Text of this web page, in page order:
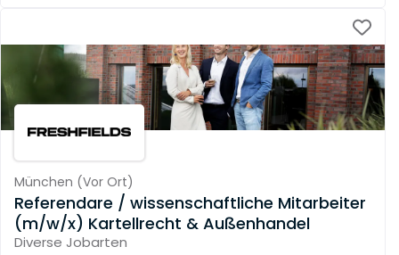
München (Vor Ort)
Referendare / wissenschaftliche Mitarbeiter
(m/w/x) Kartellrecht & Außenhandel
Diverse Jobarten